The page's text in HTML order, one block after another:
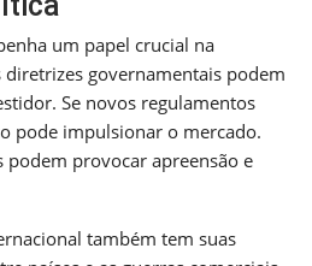
um papel crucial na
governamentais podem
Se novos regulamentos
pode impulsionar o mercado.
podem provocar apreensão e
também tem suas